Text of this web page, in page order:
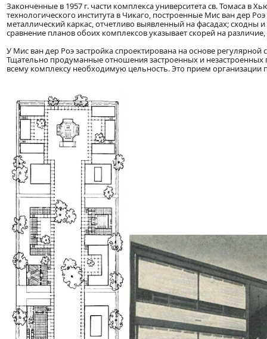
Законченные в 1957 г. части комплекса университета св. Томаса в
технологического института в Чикаго, построенные Мис ван дер
металлический каркас, отчетливо выявленный на фасадах;
сравнение планов обоих комплексов указывает скорей на
У Мис ван дер Роэ застройка спроектирована на основе
Тщательно продуманные отношения застроенных и
всему комплексу необходимую цельность. Это прием организации